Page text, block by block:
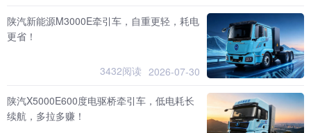
陕汽新能源M3000E牵引车，自重更轻，耗电
更省！
3432阅读 2026-07-30
陕汽X5000E600度电驱桥牵引车，低电耗长
续航，多拉多赚！